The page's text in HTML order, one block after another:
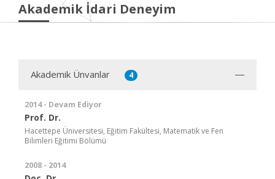
Akademik İdari Deneyim
Akademik Ünvanlar 4
2014 - Devam Ediyor
Prof. Dr.
Hacettepe Üniversitesi, Eğitim Fakültesi, Matematik ve Fen
Bilimleri Eğitimi Bölümü
2008 - 2014